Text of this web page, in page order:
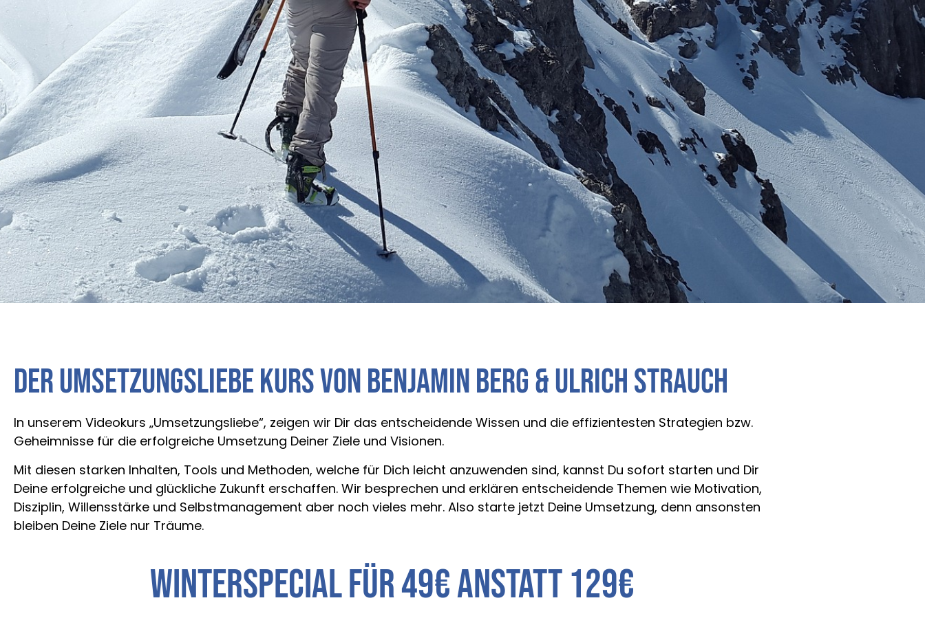
Der Umsetzungsliebe Kurs Von Benjamin Berg & Ulrich Strauch
In unserem Videokurs „Umsetzungsliebe“, zeigen wir Dir das entscheidende Wissen und die effizientesten Strategien bzw.
Geheimnisse für die erfolgreiche Umsetzung Deiner Ziele und Visionen.
Mit diesen starken Inhalten, Tools und Methoden, welche für Dich leicht anzuwenden sind, kannst Du sofort starten und Dir
Deine erfolgreiche und glückliche Zukunft erschaffen. Wir besprechen und erklären entscheidende Themen wie Motivation,
Disziplin, Willensstärke und Selbstmanagement aber noch vieles mehr. Also starte jetzt Deine Umsetzung, denn ansonsten
bleiben Deine Ziele nur Träume.
Winterspecial für 49€ anstatt 129€